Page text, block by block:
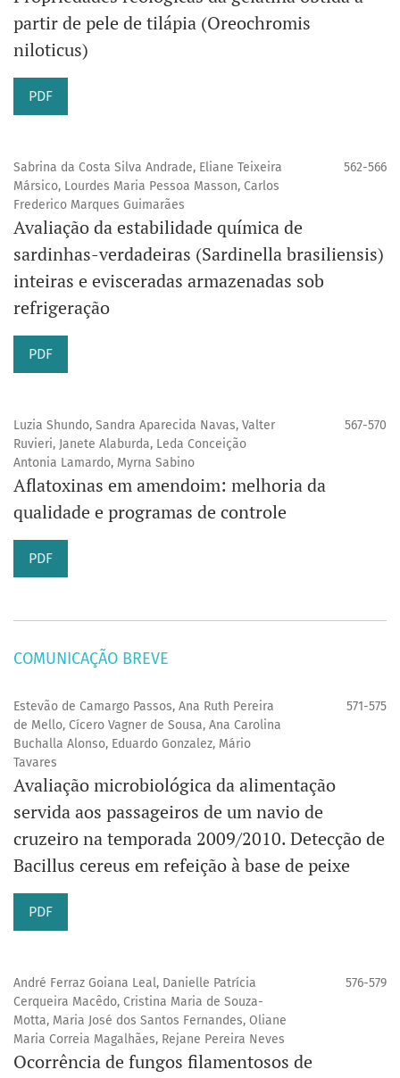
partir de pele de tilápia (Oreochromis
niloticus)
PDF
Sabrina da Costa Silva Andrade, Eliane Teixeira
Mársico, Lourdes Maria Pessoa Masson, Carlos
Frederico Marques Guimarães
562-566
Avaliação da estabilidade química de
sardinhas-verdadeiras (Sardinella brasiliensis)
inteiras e evisceradas armazenadas sob
refrigeração
PDF
Luzia Shundo, Sandra Aparecida Navas, Valter
Ruvieri, Janete Alaburda, Leda Conceição
Antonia Lamardo, Myrna Sabino
567-570
Aflatoxinas em amendoim: melhoria da
qualidade e programas de controle
PDF
COMUNICAÇÃO BREVE
Estevão de Camargo Passos, Ana Ruth Pereira
de Mello, Cícero Vagner de Sousa, Ana Carolina
Buchalla Alonso, Eduardo Gonzalez, Mário
Tavares
571-575
Avaliação microbiológica da alimentação
servida aos passageiros de um navio de
cruzeiro na temporada 2009/2010. Detecção de
Bacillus cereus em refeição à base de peixe
PDF
André Ferraz Goiana Leal, Danielle Patrícia
Cerqueira Macêdo, Cristina Maria de Souza-
Motta, Maria José dos Santos Fernandes, Oliane
Maria Correia Magalhães, Rejane Pereira Neves
576-579
Ocorrência de fungos filamentosos de